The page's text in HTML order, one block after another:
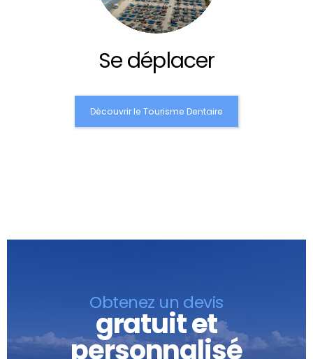
Se déplacer
Découvrir le Tourisme Dentaire
Obtenez un devis
gratuit et
personnalisé